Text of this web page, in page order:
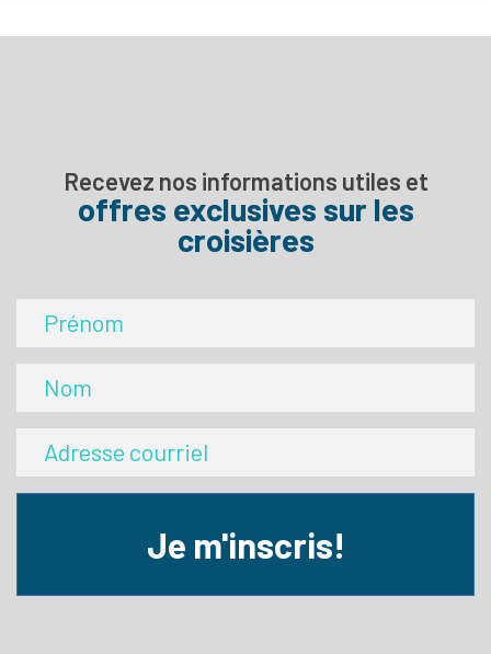
Recevez nos informations utiles et
offres exclusives sur les
croisières
Je m'inscris!